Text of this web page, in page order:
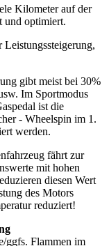
Kilometer auf der
und optimiert.
gibt meist bei 30%
Im Sportmodus
ist die
- Wheelspin im 1.
werden.
fährt zur
mit hohen
diesen Wert
des Motors
reduziert!
ggfs. Flammen im